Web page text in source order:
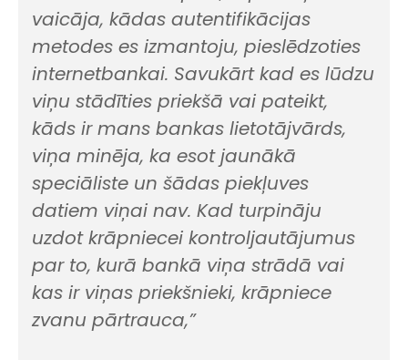
vaicāja, kādas autentifikācijas
metodes es izmantoju, pieslēdzoties
internetbankai. Savukārt kad es lūdzu
viņu stādīties priekšā vai pateikt,
kāds ir mans bankas lietotājvārds,
viņa minēja, ka esot jaunākā
speciāliste un šādas piekļuves
datiem viņai nav. Kad turpināju
uzdot krāpniecei kontroljautājumus
par to, kurā bankā viņa strādā vai
kas ir viņas priekšnieki, krāpniece
zvanu pārtrauca,”